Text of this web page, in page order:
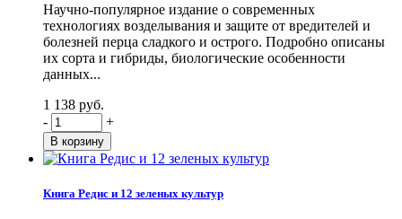
Научно-популярное издание о современных
технологиях возделывания и защите от вредителей и
болезней перца сладкого и острого. Подробно описаны
их сорта и гибриды, биологические особенности
данных...
1 138 руб.
-
+
Книга Редис и 12 зеленых культур